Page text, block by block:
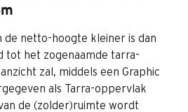
de netto-hoogte kleiner is dan
tot het zogenaamde tarra-
zal, middels een Graphic
als Tarra-oppervlak
de (zolder)ruimte wordt